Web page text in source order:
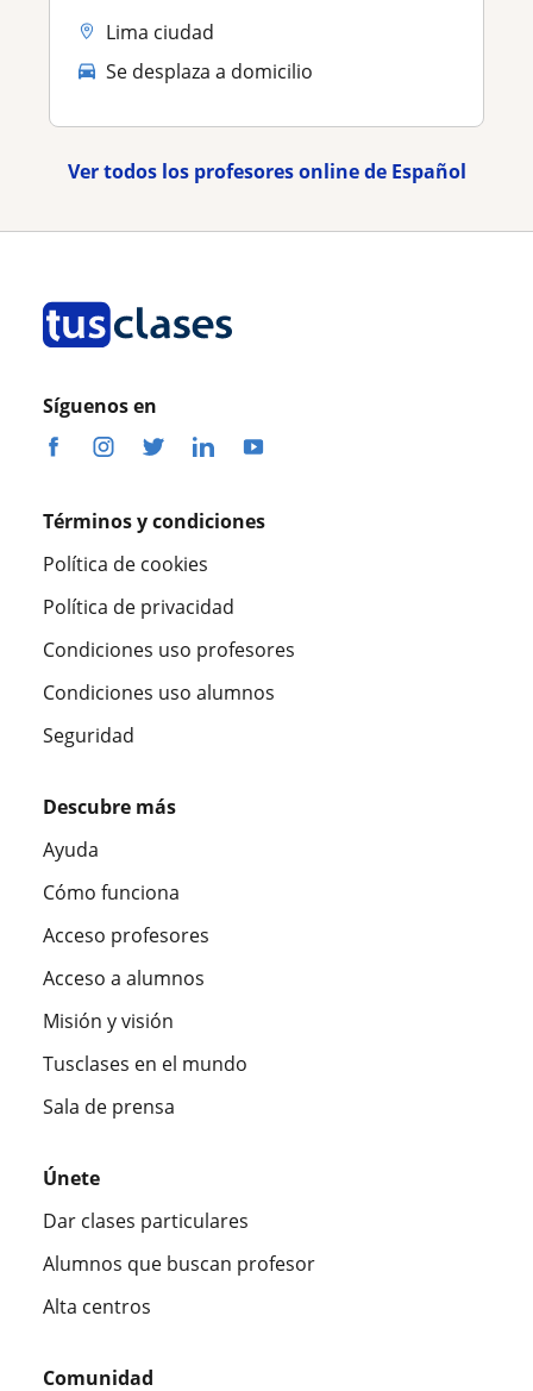
Lima ciudad
Se desplaza a domicilio
Ver todos los profesores online de Español
Síguenos en
Términos y condiciones
Política de cookies
Política de privacidad
Condiciones uso profesores
Condiciones uso alumnos
Seguridad
Descubre más
Ayuda
Cómo funciona
Acceso profesores
Acceso a alumnos
Misión y visión
Tusclases en el mundo
Sala de prensa
Únete
Dar clases particulares
Alumnos que buscan profesor
Alta centros
Comunidad